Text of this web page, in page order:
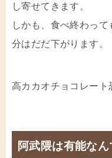
し寄せてきます。
しかも、食べ終わっ
分はだだ下がります。
高カカオチョコレート
阿武隈は有能なん